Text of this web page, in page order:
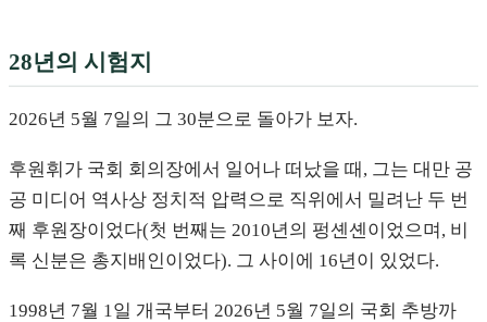
28년의 시험지
2026년 5월 7일의 그 30분으로 돌아가 보자.
후원휘가 국회 회의장에서 일어나 떠났을 때, 그는 대만 공
공 미디어 역사상 정치적 압력으로 직위에서 밀려난 두 번
째 후원장이었다(첫 번째는 2010년의 펑셴셴이었으며, 비
록 신분은 총지배인이었다). 그 사이에 16년이 있었다.
1998년 7월 1일 개국부터 2026년 5월 7일의 국회 추방까